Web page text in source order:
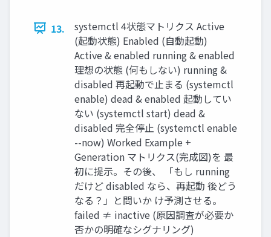
13.
systemctl 4状態マトリクス Active
(起動状態) Enabled (自動起動)
Active & enabled running & enabled
理想の状態 (何もしない) running &
disabled 再起動で止まる (systemctl
enable) dead & enabled 起動してい
ない (systemctl start) dead &
disabled 完全停止 (systemctl enable
--now) Worked Example +
Generation マトリクス(完成図)を 最
初に提示。その後、 「もし running
だけど disabled なら、再起動 後どう
なる？」と問いか け予測させる。
failed ≠ inactive (原因調査が必要か
否かの明確なシグナリング)